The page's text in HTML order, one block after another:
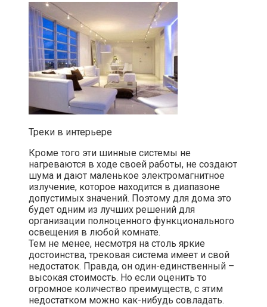
Треки в интерьере
Кроме того эти шинные системы не
нагреваются в ходе своей работы, не создают
шума и дают маленькое электромагнитное
излучение, которое находится в диапазоне
допустимых значений. Поэтому для дома это
будет одним из лучших решений для
организации полноценного функционального
освещения в любой комнате.
Тем не менее, несмотря на столь яркие
достоинства, трековая система имеет и свой
недостаток. Правда, он один-единственный –
высокая стоимость. Но если оценить то
огромное количество преимуществ, с этим
недостатком можно как-нибудь совладать.